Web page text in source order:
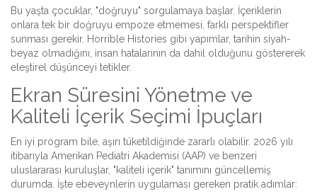
Bu yaşta çocuklar, "doğruyu" sorgulamaya başlar. İçeriklerin
onlara tek bir doğruyu empoze etmemesi, farklı perspektifler
sunması gerekir. Horrible Histories gibi yapımlar, tarihin siyah-
beyaz olmadığını, insan hatalarının da dahil olduğunu göstererek
eleştirel düşünceyi tetikler.
Ekran Süresini Yönetme ve
Kaliteli İçerik Seçimi İpuçları
En iyi program bile, aşırı tüketildiğinde zararlı olabilir. 2026 yılı
itibarıyla Amerikan Pediatri Akademisi (AAP) ve benzeri
uluslararası kuruluşlar, "kaliteli içerik" tanımını güncellemiş
durumda. İşte ebeveynlerin uygulaması gereken pratik adımlar: